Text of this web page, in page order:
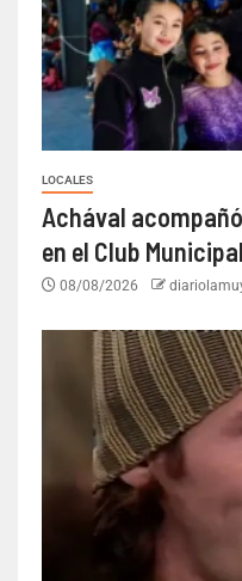
LOCALES
Achával
en el Club
08/08/2026